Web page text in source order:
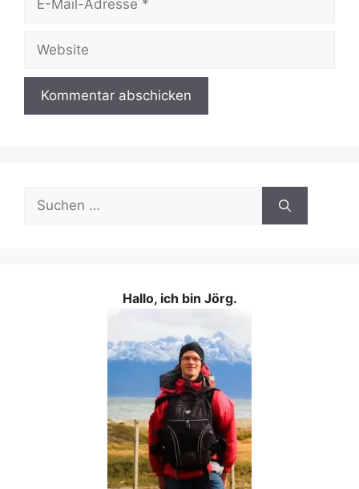
Website
Suchen
nach:
Hallo, ich bin Jörg.